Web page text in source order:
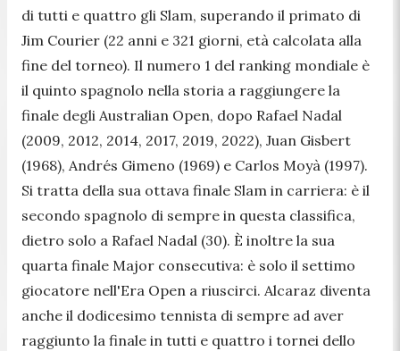
di tutti e quattro gli Slam, superando il primato di
Jim Courier (22 anni e 321 giorni, età calcolata alla
fine del torneo). Il numero 1 del ranking mondiale è
il quinto spagnolo nella storia a raggiungere la
finale degli Australian Open, dopo Rafael Nadal
(2009, 2012, 2014, 2017, 2019, 2022), Juan Gisbert
(1968), Andrés Gimeno (1969) e Carlos Moyà (1997).
Si tratta della sua ottava finale Slam in carriera: è il
secondo spagnolo di sempre in questa classifica,
dietro solo a Rafael Nadal (30). È inoltre la sua
quarta finale Major consecutiva: è solo il settimo
giocatore nell'Era Open a riuscirci. Alcaraz diventa
anche il dodicesimo tennista di sempre ad aver
raggiunto la finale in tutti e quattro i tornei dello